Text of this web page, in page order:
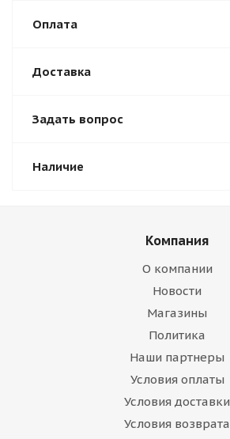
Оплата
Доставка
Задать вопрос
Наличие
Компания
О компании
Новости
Магазины
Политика
Наши партнеры
Условия оплаты
Условия доставки
Условия возврата